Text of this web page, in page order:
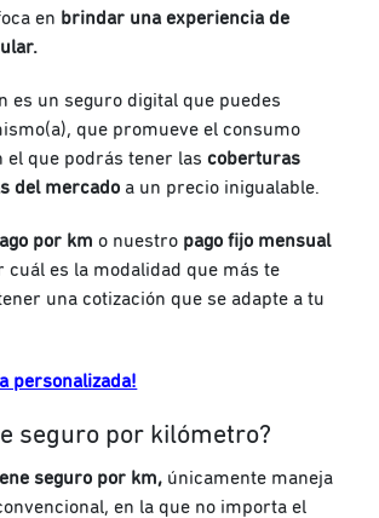
en brindar una experiencia de
es un seguro digital que puedes
que promueve el consumo
el que podrás tener lascoberturas
del mercado a un precio inigualable.
por km o nuestro pago fijo mensual
cuál es la modalidad que más te
una cotización que se adapte a tu
personalizada!
seguro por kilómetro?
seguro por km, únicamente maneja
en la que no importa el